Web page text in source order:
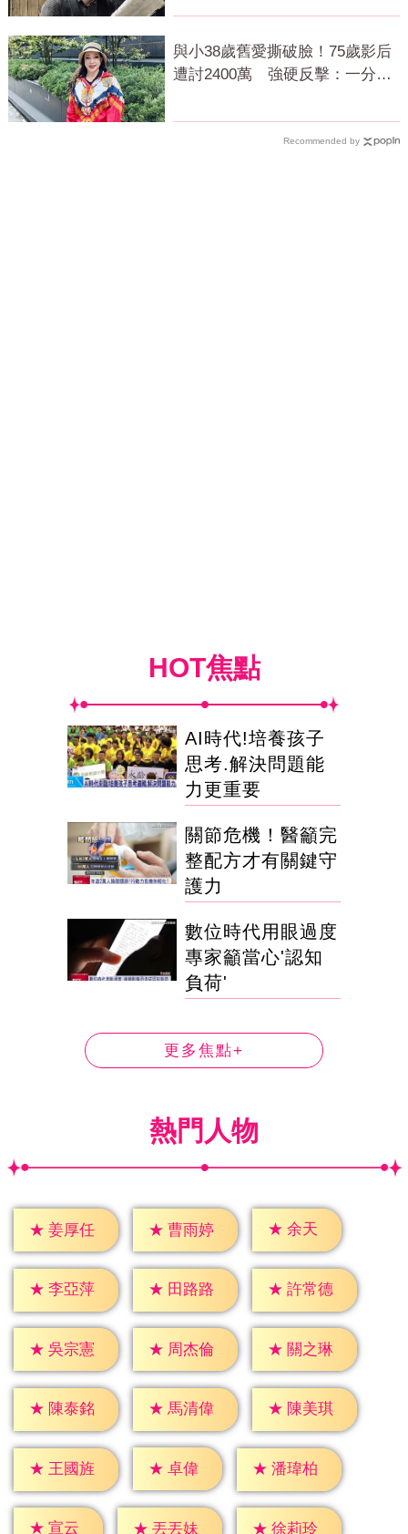
與小38歲舊愛撕破臉！75歲影后
遭討2400萬 強硬反擊：一分都
Recommended by
HOT焦點
AI時代!培養孩子
思考.解決問題能
力更重要
關節危機！醫籲完
整配方才有關鍵守
護力
數位時代用眼過度
專家籲當心'認知
負荷'
更多焦點+
熱門人物
★ 姜厚任 ★ 曹雨婷 ★ 余天
★ 李亞萍 ★ 田路路 ★ 許常德
★ 吳宗憲 ★ 周杰倫 ★ 關之琳
★ 陳泰銘 ★ 馬清偉 ★ 陳美琪
★ 王國旌 ★ 卓偉 ★ 潘瑋柏
★ 宣云 ★ 丟丟妹 ★ 徐莉玲